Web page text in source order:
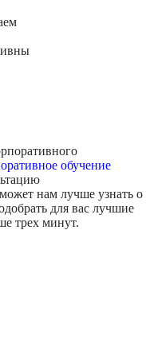
обучение
нам лучше узнать о
для вас лучшие
трех минут.